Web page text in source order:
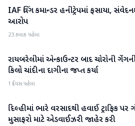
રાષ્ટ્રીય
IAF વિંગ કમાન્ડર હનીટ્રેપમાં ફસાયા,
આરોપ
23 કલાક પહેલા
રાષ્ટ્રીય
રાયબરેલીમાં એન્કાઉન્ટર બાદ ચોરોની
કિલો ચાંદીના દાગીના જપ્ત કર્યા
1 દિવસ પહેલા
રાષ્ટ્રીય
દિલ્હીમાં ભારે વરસાદથી હવાઈ ટ્રાફિક
મુસાફરો માટે એડવાઈઝરી જાહેર કરી